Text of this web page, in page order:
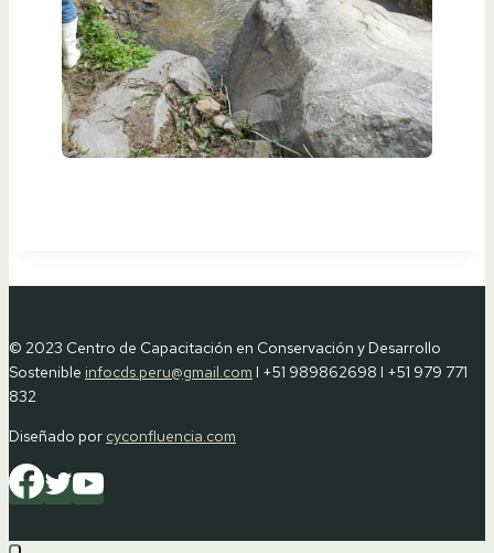
© 2023 Centro de Capacitación en Conservación y Desarrollo
Sostenible infocds.peru@gmail.com I +51 989862698 I +51 979 771
832
Diseñado por cyconfluencia.com